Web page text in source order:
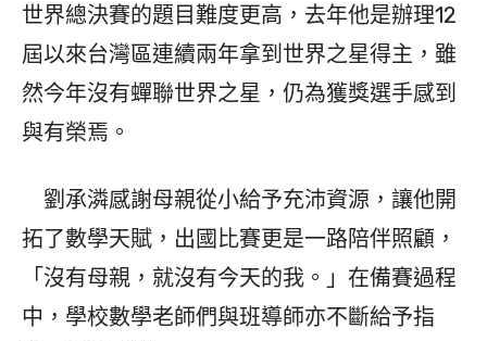
世界總決賽的題目難度更高，去年他是辦理12
屆以來台灣區連續兩年拿到世界之星得主，雖
然今年沒有蟬聯世界之星，仍為獲獎選手感到
與有榮焉。
劉承潾感謝母親從小給予充沛資源，讓他開
拓了數學天賦，出國比賽更是一路陪伴照顧，
「沒有母親，就沒有今天的我。」在備賽過程
中，學校數學老師們與班導師亦不斷給予指